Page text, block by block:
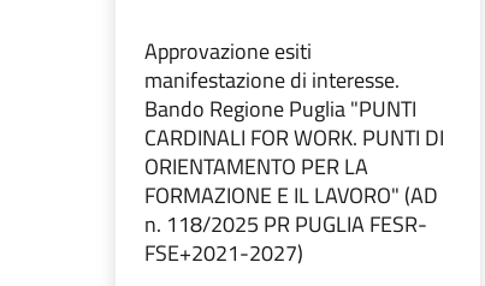
Approvazione esiti
manifestazione di interesse.
Bando Regione Puglia "PUNTI
CARDINALI FOR WORK. PUNTI DI
ORIENTAMENTO PER LA
FORMAZIONE E IL LAVORO" (AD
n. 118/2025 PR PUGLIA FESR-
FSE+2021-2027)